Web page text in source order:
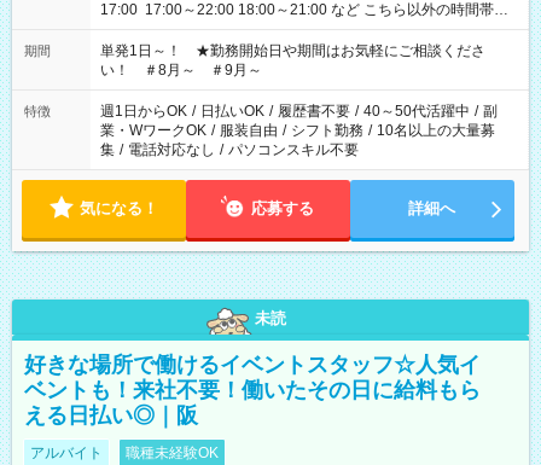
17:00 17:00～22:00 18:00～21:00 など こちら以外の時間帯も
お気軽にご相談ください！
期間
単発1日～！ ★勤務開始日や期間はお気軽にご相談くださ
い！ ＃8月～ ＃9月～
特徴 週1日からOK / 日払いOK / 履歴書不要 / 40～50代活躍中 / 副
業・WワークOK / 服装自由 / シフト勤務 / 10名以上の大量募
集 / 電話対応なし / パソコンスキル不要
気になる！ 応募する 詳細へ
未読
好きな場所で働けるイベントスタッフ☆人気イ
ベントも！来社不要！働いたその日に給料もら
える日払い◎｜阪
アルバイト 職種未経験OK